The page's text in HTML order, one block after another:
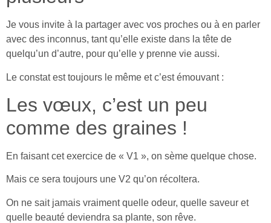
Je vous invite à la partager avec vos proches ou à en parler
avec des inconnus, tant qu’elle existe dans la tête de
quelqu’un d’autre, pour qu’elle y prenne vie aussi.
Le constat est toujours le même et c’est émouvant :
Les vœux, c’est un peu
comme des graines !
En faisant cet exercice de « V1 », on sème quelque chose.
Mais ce sera toujours une V2 qu’on récoltera.
On ne sait jamais vraiment quelle odeur, quelle saveur et
quelle beauté deviendra sa plante, son rêve.